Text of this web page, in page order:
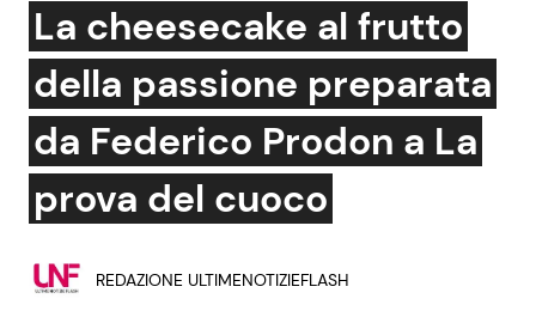
News e Cronaca
Attualità Italiana
Gossip e TV
Bellezze VIP
La cheesecake al frutto
della passione preparata
da Federico Prodon a La
prova del cuoco
REDAZIONE ULTIMENOTIZIEFLASH